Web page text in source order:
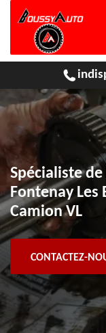
Spécialiste
Fontenay Les
Camion VL
CONTACTEZ-